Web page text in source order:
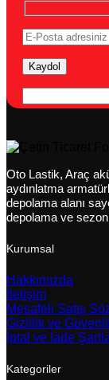
Oto Lastik, Araç
aydınlatma
depolama alanı
depolama ve
Kurumsal
Hakkımızda
İletişim
Mesafeli Satış
Gizlilik ve
İptal ve İade
Kategoriler